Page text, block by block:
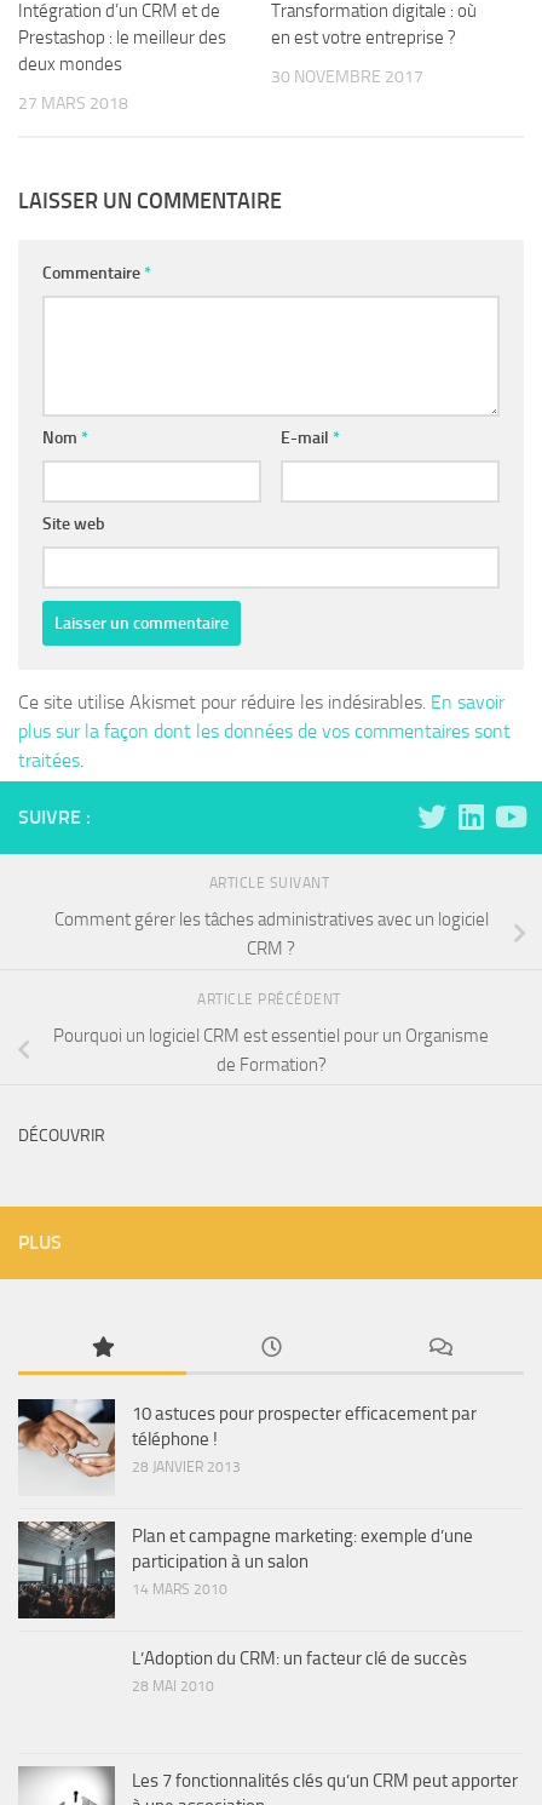
Intégration d’un CRM et de
Prestashop : le meilleur des
deux mondes
27 MARS 2018
Transformation digitale : où
en est votre entreprise ?
30 NOVEMBRE 2017
LAISSER UN COMMENTAIRE
Commentaire*
Nom * E-mail *
Site web
Ce site utilise Akismet pour réduire les indésirables. En savoir
plus sur la façon dont les données de vos commentaires sont
traitées.
SUIVRE :
ARTICLE SUIVANT
Comment gérer les tâches administratives avec un logiciel
CRM ?
ARTICLE PRÉCÉDENT
Pourquoi un logiciel CRM est essentiel pour un Organisme
de Formation?
DÉCOUVRIR
PLUS
10 astuces pour prospecter efficacement par
téléphone !
28 JANVIER 2013
Plan et campagne marketing: exemple d’une
participation à un salon
14 MARS 2010
L’Adoption du CRM: un facteur clé de succès
28 MAI 2010
Les 7 fonctionnalités clés qu’un CRM peut apporter